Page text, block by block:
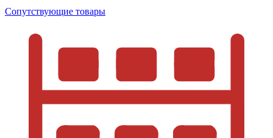
Сопутствующие товары